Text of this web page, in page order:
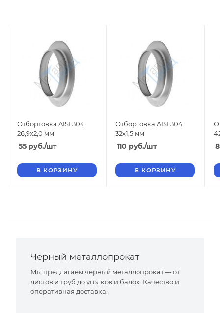
Отбортовка AISI 304
26,9х2,0 мм
55 руб./шт
В КОРЗИНУ
Отбортовка AISI 304
32х1,5 мм
110 руб./шт
В КОРЗИНУ
Черный металлопрокат
Мы предлагаем черный металлопрокат — от
листов и труб до уголков и балок. Качество и
оперативная доставка.